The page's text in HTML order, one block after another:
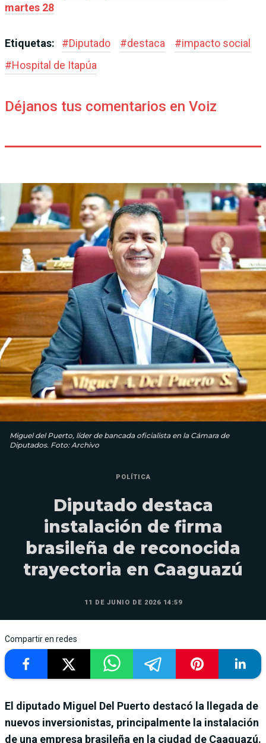
martes 28
Etiquetas: #Diputado #destaca #impacto social
#Hospital de Itapúa
Déjanos tus comentarios en Voiz
Miguel del Puerto, líder de bancada oficialista en la Cámara de
Diputados. Foto: Archivo
POLÍTICA
Diputado destaca
instalación de firma
brasileña de reconocida
trayectoria en Caaguazú
11 DE JUNIO DE 2026 14:59
Compartir en redes
El diputado Miguel Del Puerto destacó la llegada de
nuevos inversionistas, principalmente la instalación
de una empresa brasileña en la ciudad de Caaguazú.